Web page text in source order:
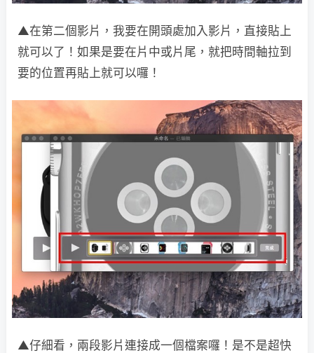
▲在第二個影片，我要在開頭處加入影片，直接貼上
就可以了！如果是要在片中或片尾，就把時間軸拉到
要的位置再貼上就可以囉！
▲仔細看，兩段影片連接成一個檔案囉！是不是超快